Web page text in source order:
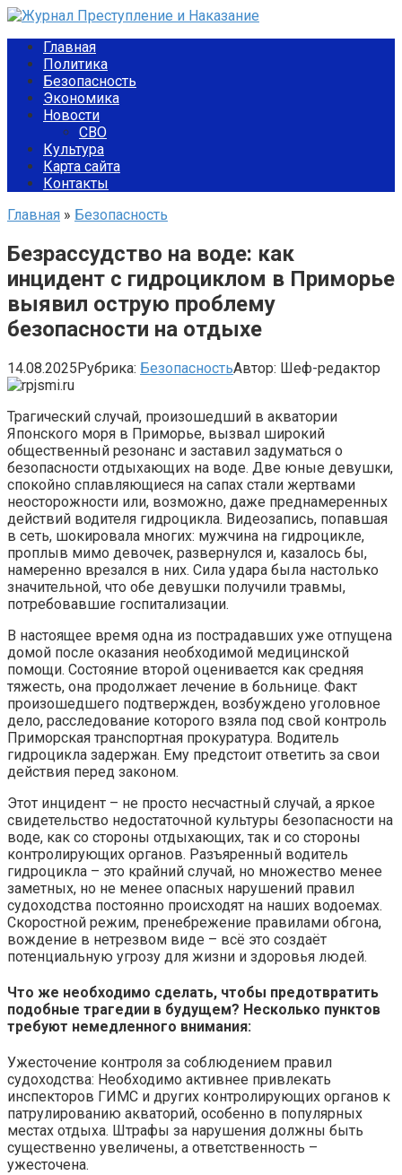
Перейти
контентуГлавная
Политика
Безопасность
Экономика
Новости
СВО
Культура
Карта сайта
Контакты
Главная » Безопасность
Безрассудство на воде: как
инцидент с гидроциклом в Приморье
выявил острую проблему
безопасности на отдыхе
14.08.2025Рубрика: БезопасностьАвтор: Шеф-редактор
Трагический случай, произошедший в акватории
Японского моря в Приморье, вызвал широкий
общественный резонанс и заставил задуматься о
безопасности отдыхающих на воде. Две юные девушки,
спокойно сплавляющиеся на сапах стали жертвами
неосторожности или, возможно, даже преднамеренных
действий водителя гидроцикла. Видеозапись, попавшая
в сеть, шокировала многих: мужчина на гидроцикле,
проплыв мимо девочек, развернулся и, казалось бы,
намеренно врезался в них. Сила удара была настолько
значительной, что обе девушки получили травмы,
потребовавшие госпитализации.
В настоящее время одна из пострадавших уже отпущена
домой после оказания необходимой медицинской
помощи. Состояние второй оценивается как средняя
тяжесть, она продолжает лечение в больнице. Факт
произошедшего подтвержден, возбуждено уголовное
дело, расследование которого взяла под свой контроль
Приморская транспортная прокуратура. Водитель
гидроцикла задержан. Ему предстоит ответить за свои
действия перед законом.
Этот инцидент – не просто несчастный случай, а яркое
свидетельство недостаточной культуры безопасности на
воде, как со стороны отдыхающих, так и со стороны
контролирующих органов. Разъяренный водитель
гидроцикла – это крайний случай, но множество менее
заметных, но не менее опасных нарушений правил
судоходства постоянно происходят на наших водоемах.
Скоростной режим, пренебрежение правилами обгона,
вождение в нетрезвом виде – всё это создаёт
потенциальную угрозу для жизни и здоровья людей.
Что же необходимо сделать, чтобы предотвратить
подобные трагедии в будущем? Несколько пунктов
требуют немедленного внимания:
Ужесточение контроля за соблюдением правил
судоходства: Необходимо активнее привлекать
инспекторов ГИМС и других контролирующих органов к
патрулированию акваторий, особенно в популярных
местах отдыха. Штрафы за нарушения должны быть
существенно увеличены, а ответственность –
ужесточена.